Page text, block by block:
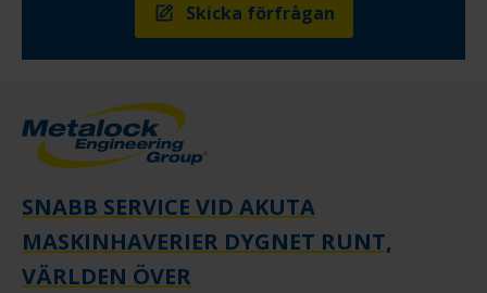
Skicka förfrågan
SNABB SERVICE VID AKUTA
MASKINHAVERIER DYGNET RUNT,
VÄRLDEN ÖVER